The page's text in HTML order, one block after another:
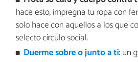
hace esto, impregna tu ropa con
solo hace con aquellos a los que
selecto círculo social.
Duerme sobre o junto a ti: un